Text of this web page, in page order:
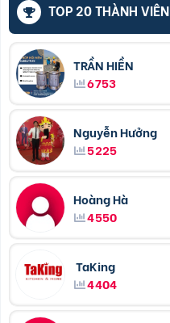
TOP 20 THÀNH VIÊN
TRẦN HIỀN
6753
Nguyễn Hưởng
5225
Hoàng Hà
4550
TaKing
4404